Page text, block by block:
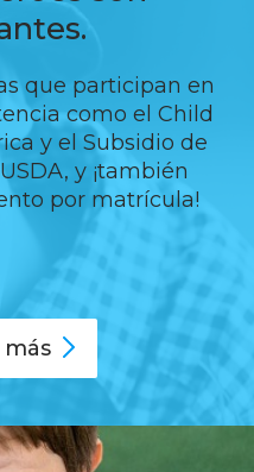
que participan en
como el Child
y el Subsidio de
y ¡también
por matrícula!
más